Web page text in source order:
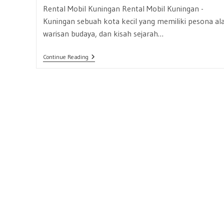
Rental Mobil Kuningan Rental Mobil Kuningan -
Kuningan sebuah kota kecil yang memiliki pesona
warisan budaya, dan kisah sejarah…
Continue ReadingRental
Mobil